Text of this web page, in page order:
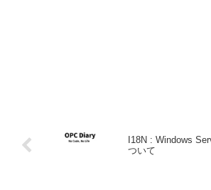
I18N : Windows
ついて